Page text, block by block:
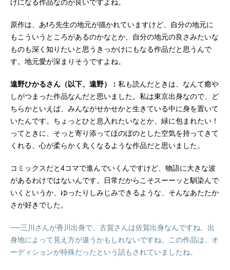
けになる作品なのが良いですよね。
原作は、あfろ先生の地元が描かれていますけど、自分の地元に
もこういうところがあるのかなとか、自分の地元の良さみたいな
ものも深く知りたいと思うきっかけにもなる作品だと思うんで
す。地元愛が深まりそうですよね。
遠野ひかるさん（以下、遠野）： 私も読んだときは、なんて癒や
しがつまった作品なんだと思いました。私は東京出身なので、ど
ちらかといえば、みんながせかせかと生きている中に身を置いて
いたんです。ちょっとひと息入れたいなとか、緑に包まれたい！
ってときに、そっと寄り添ってほのぼのとした空気を持ってきて
くれる、心が柔らかく丸くなるような作品だと思いました。
コミックスだと4コマで進んでいくんですけど、物語に大きな波
があるわけではないんです。日常だからこそスーーッと馴染んで
いくというか、ゆったりしみじみできるような、そんなあたたか
さが好きでした。
──三川さんが香川出身で、古賀さんは佐賀出身なんですね。出
身地によって見え方が違うかもしれないですね。この作品は、オ
ーディションが特殊だったという話もされていましたね。